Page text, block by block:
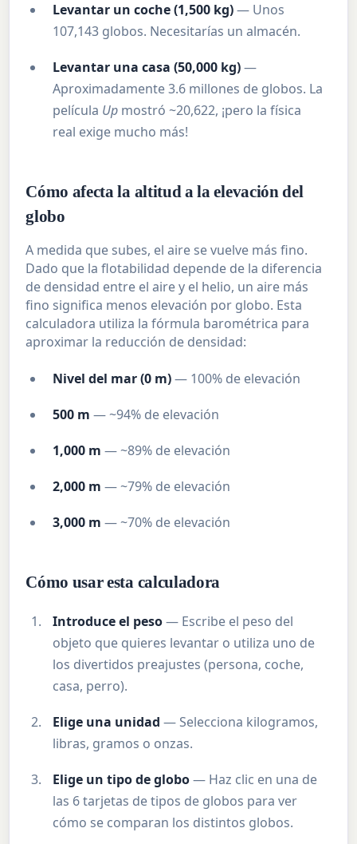
Levantar un coche (1,500 kg)— Unos
107,143 globos. Necesitarías un almacén.
Levantar una casa (50,000 kg)—
Aproximadamente 3.6 millones de globos. La
película Up mostró ~20,622, ¡pero la física
real exige mucho más!
Cómo afecta la altitud a la elevación del
globo
A medida que subes, el aire se vuelve más fino.
Dado que la flotabilidad depende de la diferencia
de densidad entre el aire y el helio, un aire más
fino significa menos elevación por globo. Esta
calculadora utiliza la fórmula barométrica para
aproximar la reducción de densidad:
Nivel del mar (0 m)— 100% de elevación
500 m — ~94% de elevación
1,000 m — ~89% de elevación
2,000 m — ~79% de elevación
3,000 m — ~70% de elevación
Cómo usar esta calculadora
Introduce el peso— Escribe el peso del
objeto que quieres levantar o utiliza uno de
los divertidos preajustes (persona, coche,
casa, perro).
Elige una unidad — Selecciona kilogramos,
libras, gramos o onzas.
Elige un tipo de globo— Haz clic en una de
las 6 tarjetas de tipos de globos para ver
cómo se comparan los distintos globos.